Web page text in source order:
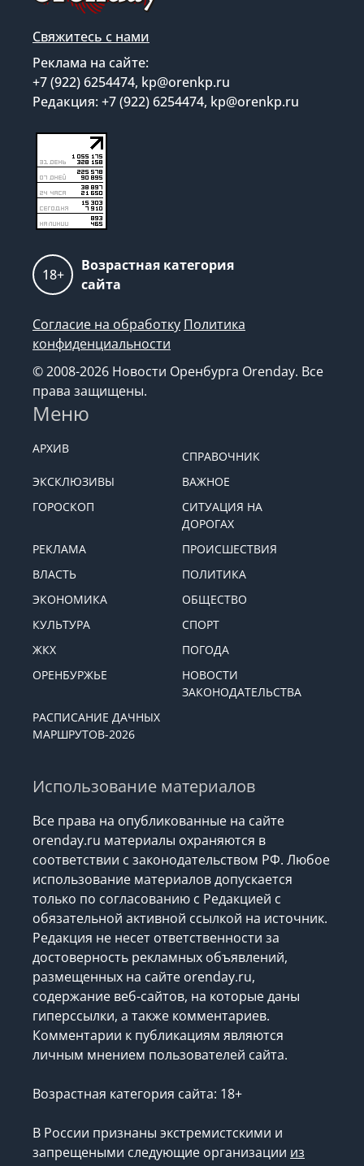
Свяжитесь с нами
Реклама на сайте:
+7 (922) 6254474, kp@orenkp.ru
Редакция: +7 (922) 6254474, kp@orenkp.ru
Согласие на обработку
конфиденциальности
© 2008-2026 Новости Оренбурга Orenday. Все
права защищены.
Меню
АРХИВ
СПРАВОЧНИК
ЭКСКЛЮЗИВЫ
ВАЖНОЕ
ДОРОГАХ
РЕКЛАМА
ПРОИСШЕСТВИЯ
ВЛАСТЬ
ПОЛИТИКА
ЭКОНОМИКА
ОБЩЕСТВО
КУЛЬТУРА
СПОРТ
ЖКХ
ПОГОДА
Использование материалов
Все права на опубликованные на сайте
orenday.ru материалы охраняются в
соответствии с законодательством РФ. Любое
использование материалов допускается
только по согласованию с Редакцией с
обязательной активной ссылкой на источник.
Редакция не несет ответственности за
достоверность рекламных объявлений,
размещенных на сайте orenday.ru,
содержание веб-сайтов, на которые даны
гиперссылки, а также комментариев.
личным мнением пользователей сайта.
Возрастная категория сайта: 18+